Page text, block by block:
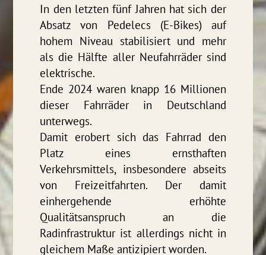
In den letzten fünf Jahren hat sich der
Absatz von Pedelecs (E-Bikes) auf
hohem Niveau stabilisiert und mehr
als die Hälfte aller Neufahrräder sind
elektrische.
Ende 2024 waren knapp 16 Millionen
dieser Fahrräder in Deutschland
unterwegs.
Damit erobert sich das Fahrrad den
Platz eines ernsthaften
Verkehrsmittels, insbesondere abseits
von Freizeitfahrten. Der damit
einhergehende erhöhte
Qualitätsanspruch an die
Radinfrastruktur ist allerdings nicht in
gleichem Maße antizipiert worden.